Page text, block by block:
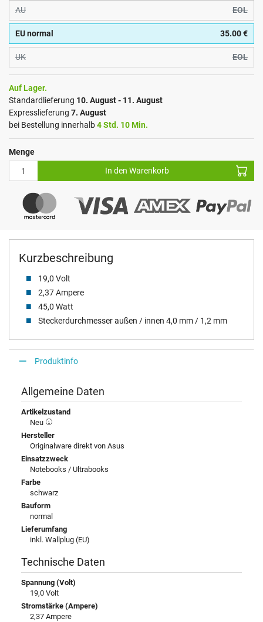
Kurzbeschreibung
19,0 Volt
2,37 Ampere
45,0 Watt
Steckerdurchmesser außen / innen 4,0 mm / 1,2 mm
AU EOL
EU normal 35.00 €
UK EOL
Auf Lager.
Standardlieferung 10. August - 11. August
Expresslieferung 7. August
bei Bestellung innerhalb4 Std. 10 Min.
Menge
In den Warenkorb
Produktinfo
Allgemeine Daten
Artikelzustand
Neu
Hersteller
Originalware direkt von Asus
Einsatzzweck
Notebooks / Ultrabooks
Farbe
schwarz
Bauform
normal
Lieferumfang
inkl. Wallplug (EU)
Technische Daten
Spannung (Volt)
19,0 Volt
Stromstärke (Ampere)
2,37 Ampere